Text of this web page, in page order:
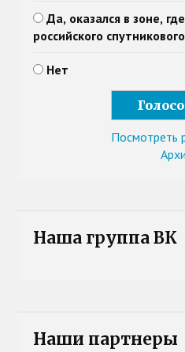
Да, оказался в зоне,
российского
Нет
Посмотреть
Наша группа ВК
Наши партнеры